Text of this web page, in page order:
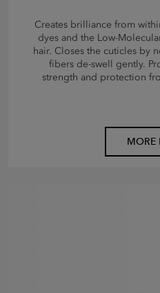
Creates brilliance from
dyes and the Low-
hair. Closes the cuticles by
fibers de-swell gently.
strength and protection
MORE